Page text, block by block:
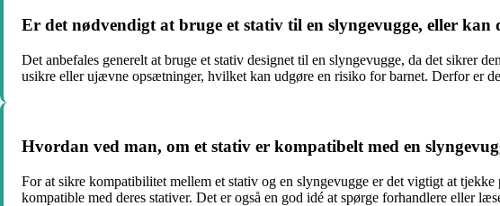
Er det nødvendigt at bruge et stativ til en slyngevugge, eller kan
Det anbefales generelt at bruge et stativ designet til en slyngevugge, da det sikrer
usikre eller ujævne opsætninger, hvilket kan udgøre en risiko for barnet. Derfor er
Hvordan ved man, om et stativ er kompatibelt med en
For at sikre kompatibilitet mellem et stativ og en slyngevugge er det vigtigt at
kompatible med deres stativer. Det er også en god idé at spørge forhandlere eller